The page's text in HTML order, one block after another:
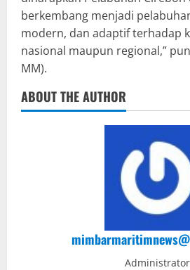
berkembang menjadi
modern, dan adaptif terhadap
nasional maupun regional,”
MM).
ABOUT THE AUTHOR
Administrator